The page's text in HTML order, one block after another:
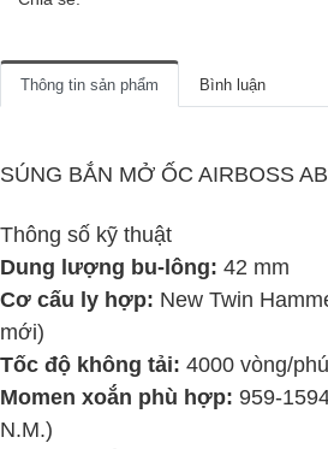
Thông tin sản phẩm Bình luận
SÚNG BẮN MỞ ỐC AIRBOSS
Thông số kỹ thuật
Dung lượng bu-lông: 42 mm
Cơ cấu ly hợp: New Twin
mới)
Tốc độ không tải: 4000 vòng/
Momen xoắn phù hợp: 959-
N.M.)